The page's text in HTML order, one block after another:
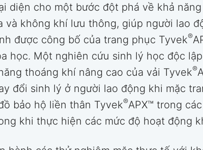
diện cho một bước đột phá về khả
và không khí lưu thông, giúp người lao
được công bố của trang phục Tyvek®
học. Một nghiên cứu sinh lý học độc
thoáng khí nâng cao của vải Tyvek®
đổi sinh lý ở người lao động khi mặc
bảo hộ liền thân Tyvek®APX™ trong
khi thực hiện các mức độ hoạt động